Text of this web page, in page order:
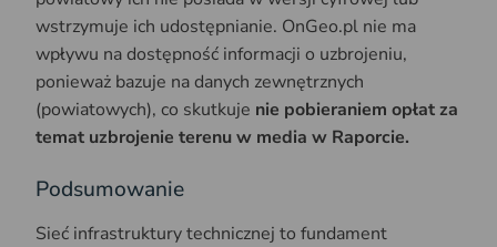
wstrzymuje ich udostępnianie. OnGeo.pl nie ma
wpływu na dostępność informacji o uzbrojeniu,
ponieważ bazuje na danych zewnętrznych
(powiatowych), co skutkuje nie pobieraniem opłat za
temat uzbrojenie terenu w media w Raporcie.
Podsumowanie
Sieć infrastruktury technicznej to fundament